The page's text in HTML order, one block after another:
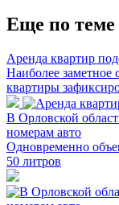
Еще по теме
Аренда квартир
Наиболее заметное
квартиры
В Орловской
номерам авто
Одновременно
50 литров